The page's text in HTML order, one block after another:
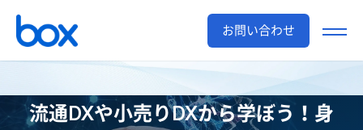
お問い合わせ
流通DXや小売りDXから学ぼう！ 身